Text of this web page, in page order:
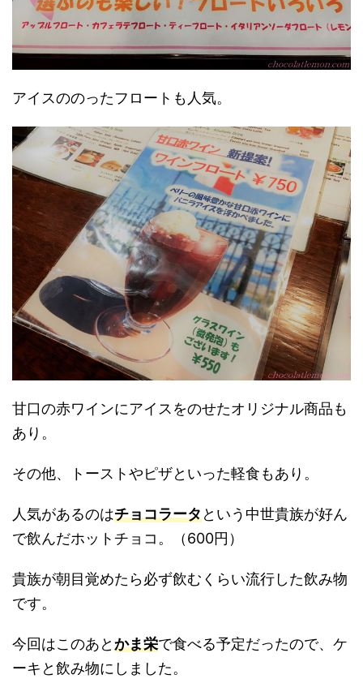
アイスののったフロートも人気。
甘口の赤ワインにアイスをのせたオリジナル商品も
あり。
その他、トーストやピザといった軽食もあり。
人気があるのはチョコラータという中世貴族が好ん
で飲んだホットチョコ。（600円）
貴族が朝目覚めたら必ず飲むくらい流行した飲み物
です。
今回はこのあとかま栄で食べる予定だったので、ケ
ーキと飲み物にしました。